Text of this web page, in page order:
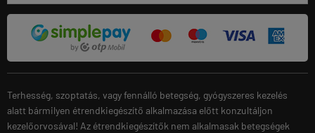
Terhesség, szoptatás, vagy fennálló betegség, gyógyszeres kezelés
alatt bármilyen étrendkiegészítő alkalmazása előtt konzultáljon
kezelőorvosával! Az étrendkiegészítők nem alkalmasak betegségek